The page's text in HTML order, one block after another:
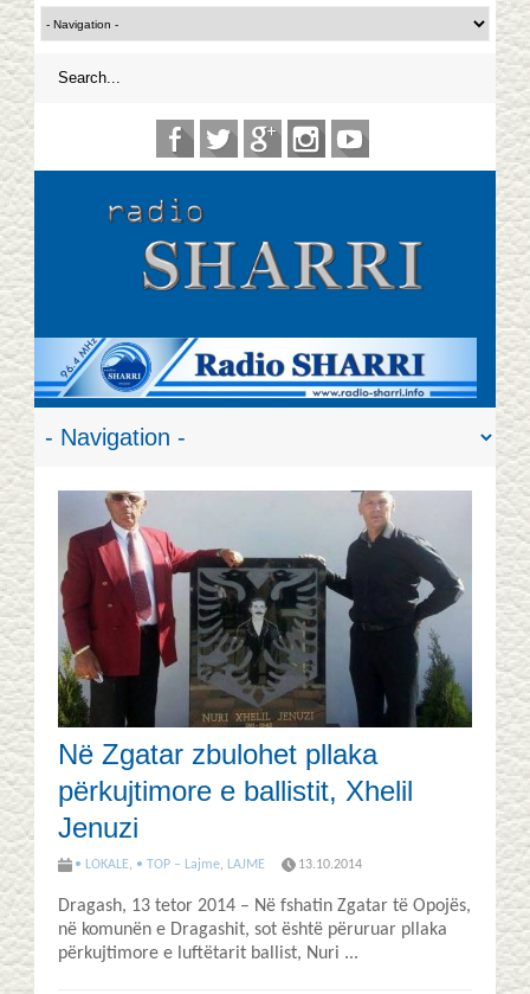
Në Zgatar zbulohet pllaka
përkujtimore e ballistit, Xhelil
Jenuzi
• LOKALE, • TOP – Lajme, LAJME 13.10.2014
Dragash, 13 tetor 2014 – Në fshatin Zgatar të Opojës,
në komunën e Dragashit, sot është përuruar pllaka
përkujtimore e luftëtarit ballist, Nuri ...